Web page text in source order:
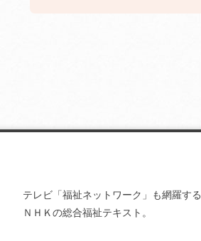
テレビ「福祉ネットワーク」も網羅する
ＮＨＫの総合福祉テキスト。